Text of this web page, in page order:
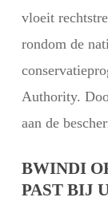
vloeit
rondom de
Authority.
aan de
BWINDI
PAST BIJ